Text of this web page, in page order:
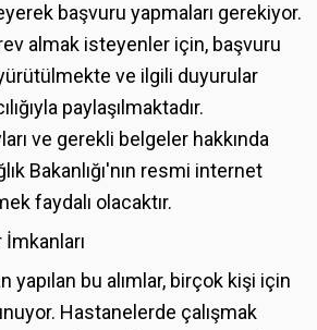
başvuru yapmaları gerekiyor.
almak isteyenler için, başvuru
ve ilgili duyurular
paylaşılmaktadır.
ve gerekli belgeler hakkında
Bakanlığı'nın resmi internet
faydalı olacaktır.
İmkanları
yapılan bu alımlar, birçok kişi için
Hastanelerde çalışmak